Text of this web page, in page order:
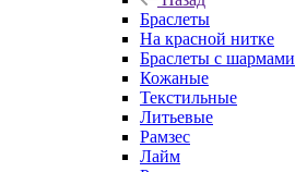
Браслеты
На красной нитке
Браслеты с шармами
Кожаные
Текстильные
Литьевые
Рамзес
Лайм